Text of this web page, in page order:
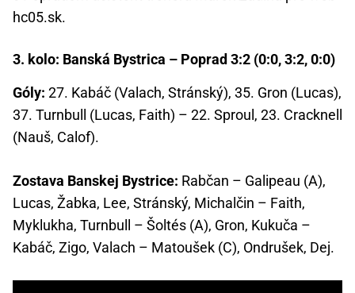
hc05.sk.
3. kolo: Banská Bystrica – Poprad 3:2 (0:0, 3:2, 0:0)
Góly: 27. Kabáč (Valach, Stránský), 35. Gron (Lucas),
37. Turnbull (Lucas, Faith) – 22. Sproul, 23. Cracknell
(Nauš, Calof).
Zostava Banskej Bystrice: Rabčan – Galipeau (A),
Lucas, Žabka, Lee, Stránský, Michalčin – Faith,
Myklukha, Turnbull – Šoltés (A), Gron, Kukuča –
Kabáč, Zigo, Valach – Matoušek (C), Ondrušek, Dej.